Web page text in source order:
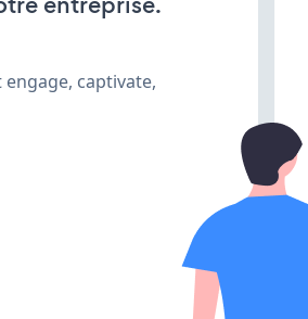
captivate,